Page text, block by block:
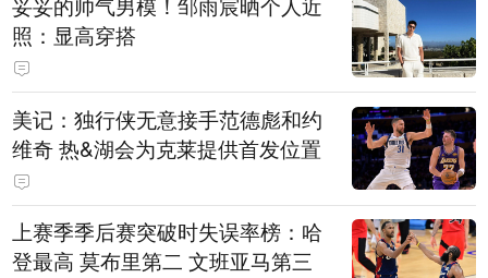
照：显高穿搭
美记：独行侠无意接手范德彪和约
维奇 热&湖会为克莱提供首发位置
上赛季季后赛突破时失误率榜：哈
登最高 莫布里第二 文班亚马第三